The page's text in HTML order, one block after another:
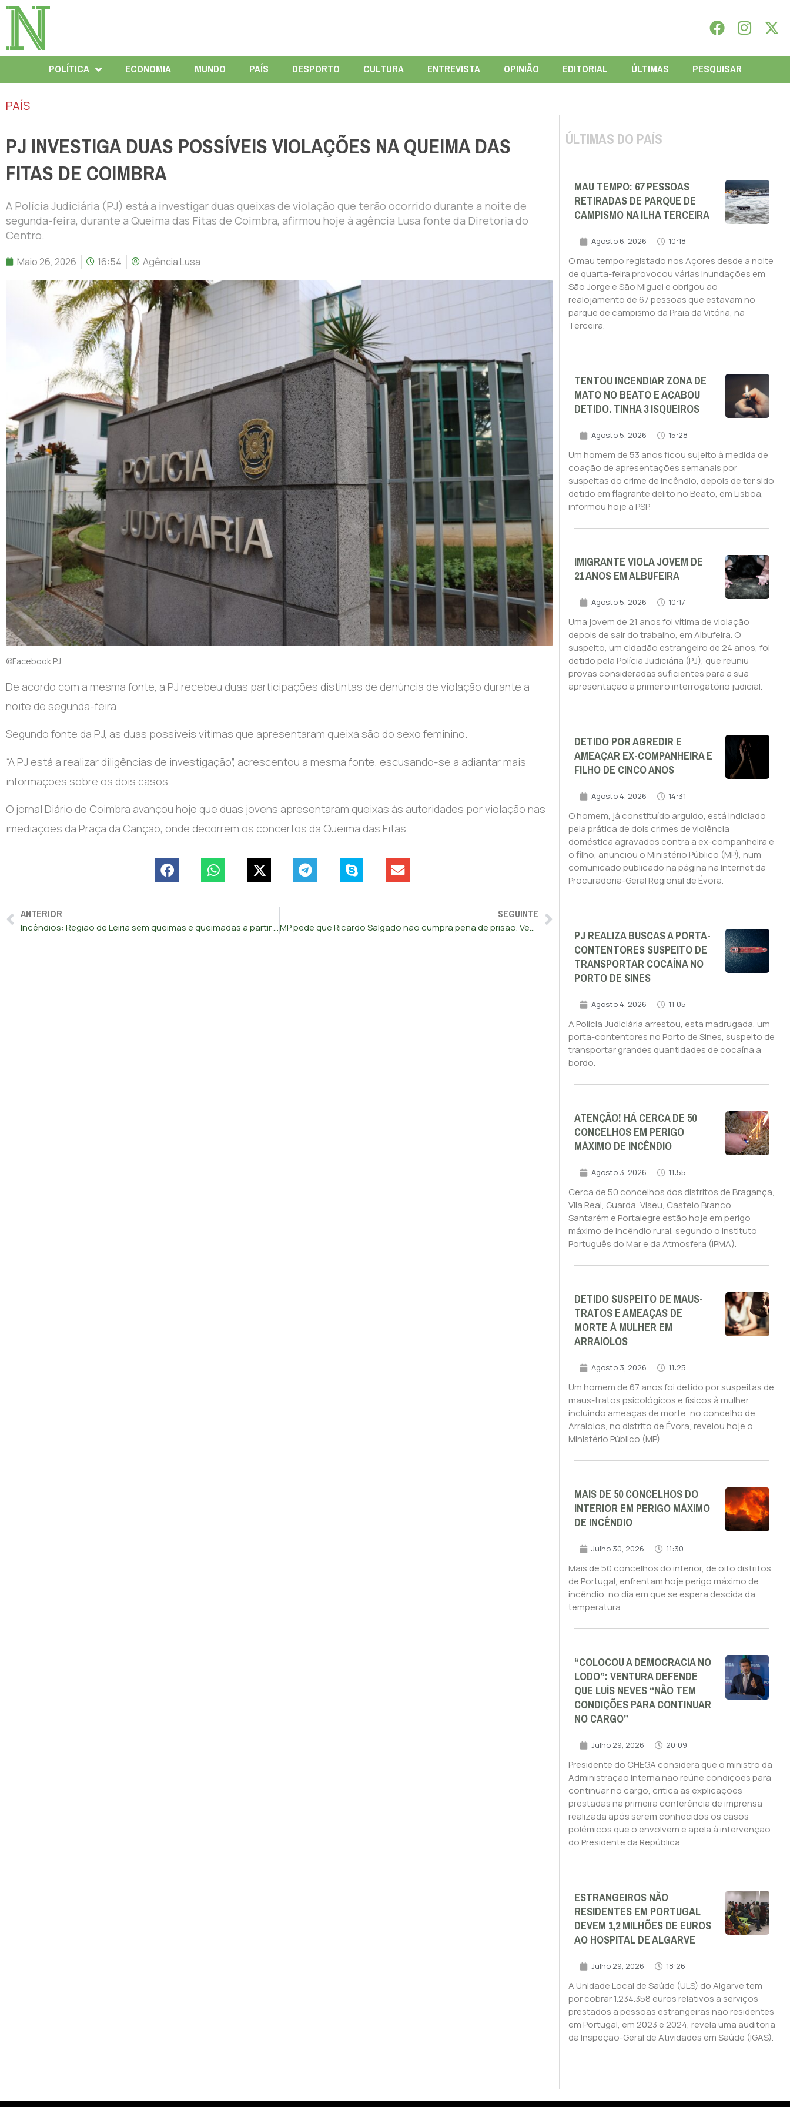
POLÍTICA ECONOMIA MUNDO PAÍS DESPORTO CULTURA ENTREVISTA OPINIÃO EDITORIAL ÚLTIMAS PESQUISAR
PAÍS
PJ INVESTIGA DUAS POSSÍVEIS VIOLAÇÕES NA QUEIMA DAS
FITAS DE COIMBRA
A Polícia Judiciária (PJ) está a investigar duas queixas de violação que terão ocorrido durante a noite de
segunda-feira, durante a Queima das Fitas de Coimbra, afirmou hoje à agência Lusa fonte da Diretoria do
Centro.
Maio 26, 2026 16:54 Agência Lusa
©Facebook PJ
De acordo com a mesma fonte, a PJ recebeu duas participações distintas de denúncia de violação durante a
noite de segunda-feira.
Segundo fonte da PJ, as duas possíveis vítimas que apresentaram queixa são do sexo feminino.
“A PJ está a realizar diligências de investigação”, acrescentou a mesma fonte, escusando-se a adiantar mais
informações sobre os dois casos.
O jornal Diário de Coimbra avançou hoje que duas jovens apresentaram queixas às autoridades por violação nas
imediações da Praça da Canção, onde decorrem os concertos da Queima das Fitas.
ANTERIOR
Incêndios: Região de Leiria sem queimas e queimadas a partir de 2.ª-feira
SEGUINTE
MP pede que Ricardo Salgado não cumpra pena de prisão. Ventura diz que “desta forma, os poderosos deste país passam sempre impunes”
ÚLTIMAS DO PAÍS
MAU TEMPO: 67 PESSOAS
RETIRADAS DE PARQUE DE
CAMPISMO NA ILHA TERCEIRA
Agosto 6, 2026 10:18
O mau tempo registado nos Açores desde a noite
de quarta-feira provocou várias inundações em
São Jorge e São Miguel e obrigou ao
realojamento de 67 pessoas que estavam no
parque de campismo da Praia da Vitória, na
Terceira.
TENTOU INCENDIAR ZONA DE
MATO NO BEATO E ACABOU
DETIDO. TINHA 3 ISQUEIROS
Agosto 5, 2026 15:28
Um homem de 53 anos ficou sujeito à medida de
coação de apresentações semanais por
suspeitas do crime de incêndio, depois de ter sido
detido em flagrante delito no Beato, em Lisboa,
informou hoje a PSP.
IMIGRANTE VIOLA JOVEM DE
21 ANOS EM ALBUFEIRA
Agosto 5, 2026 10:17
Uma jovem de 21 anos foi vítima de violação
depois de sair do trabalho, em Albufeira. O
suspeito, um cidadão estrangeiro de 24 anos, foi
detido pela Polícia Judiciária (PJ), que reuniu
provas consideradas suficientes para a sua
apresentação a primeiro interrogatório judicial.
DETIDO POR AGREDIR E
AMEAÇAR EX-COMPANHEIRA E
FILHO DE CINCO ANOS
Agosto 4, 2026 14:31
O homem, já constituído arguido, está indiciado
pela prática de dois crimes de violência
doméstica agravados contra a ex-companheira e
o filho, anunciou o Ministério Público (MP), num
comunicado publicado na página na Internet da
Procuradoria-Geral Regional de Évora.
PJ REALIZA BUSCAS A PORTA-
CONTENTORES SUSPEITO DE
TRANSPORTAR COCAÍNA NO
PORTO DE SINES
Agosto 4, 2026 11:05
A Polícia Judiciária arrestou, esta madrugada, um
porta-contentores no Porto de Sines, suspeito de
transportar grandes quantidades de cocaína a
bordo.
ATENÇÃO! HÁ CERCA DE 50
CONCELHOS EM PERIGO
MÁXIMO DE INCÊNDIO
Agosto 3, 2026 11:55
Cerca de 50 concelhos dos distritos de Bragança,
Vila Real, Guarda, Viseu, Castelo Branco,
Santarém e Portalegre estão hoje em perigo
máximo de incêndio rural, segundo o Instituto
Português do Mar e da Atmosfera (IPMA).
DETIDO SUSPEITO DE MAUS-
TRATOS E AMEAÇAS DE
MORTE À MULHER EM
ARRAIOLOS
Agosto 3, 2026 11:25
Um homem de 67 anos foi detido por suspeitas de
maus-tratos psicológicos e físicos à mulher,
incluindo ameaças de morte, no concelho de
Arraiolos, no distrito de Évora, revelou hoje o
Ministério Público (MP).
MAIS DE 50 CONCELHOS DO
INTERIOR EM PERIGO MÁXIMO
DE INCÊNDIO
Julho 30, 2026 11:30
Mais de 50 concelhos do interior, de oito distritos
de Portugal, enfrentam hoje perigo máximo de
incêndio, no dia em que se espera descida da
temperatura
“COLOCOU A DEMOCRACIA NO
LODO”: VENTURA DEFENDE
QUE LUÍS NEVES “NÃO TEM
CONDIÇÕES PARA CONTINUAR
NO CARGO”
Julho 29, 2026 20:09
Presidente do CHEGA considera que o ministro da
Administração Interna não reúne condições para
continuar no cargo, critica as explicações
prestadas na primeira conferência de imprensa
realizada após serem conhecidos os casos
polémicos que o envolvem e apela à intervenção
do Presidente da República.
ESTRANGEIROS NÃO
RESIDENTES EM PORTUGAL
DEVEM 1,2 MILHÕES DE EUROS
AO HOSPITAL DE ALGARVE
Julho 29, 2026 18:26
A Unidade Local de Saúde (ULS) do Algarve tem
por cobrar 1.234.358 euros relativos a serviços
prestados a pessoas estrangeiras não residentes
em Portugal, em 2023 e 2024, revela uma auditoria
da Inspeção-Geral de Atividades em Saúde (IGAS).